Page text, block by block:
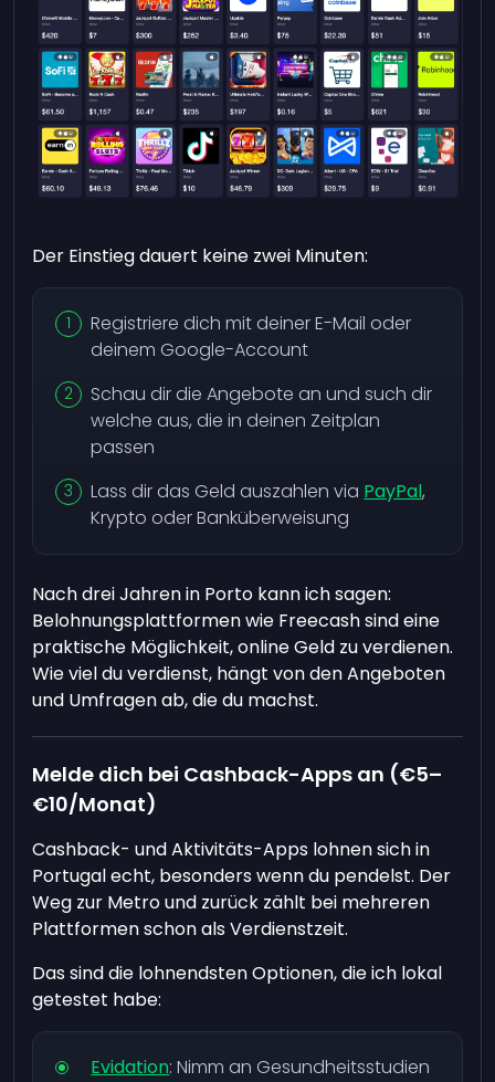
Der Einstieg dauert keine zwei Minuten:
Registriere dich mit deiner E-Mail oder
deinem Google-Account
Schau dir die Angebote an und such dir
welche aus, die in deinen Zeitplan
passen
Lass dir das Geld auszahlen via PayPal,
Krypto oder Banküberweisung
Nach drei Jahren in Porto kann ich sagen:
Belohnungsplattformen wie Freecash sind eine
praktische Möglichkeit, online Geld zu verdienen.
Wie viel du verdienst, hängt von den Angeboten
und Umfragen ab, die du machst.
Melde dich bei Cashback-Apps an (€5–
€10/Monat)
Cashback- und Aktivitäts-Apps lohnen sich in
Portugal echt, besonders wenn du pendelst. Der
Weg zur Metro und zurück zählt bei mehreren
Plattformen schon als Verdienstzeit.
Das sind die lohnendsten Optionen, die ich lokal
getestet habe:
Evidation: Nimm an Gesundheitsstudien